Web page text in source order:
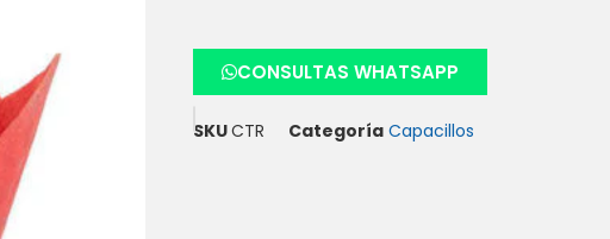
CONSULTAS WHATSAPP
SKUCTR Categoría Capacillos